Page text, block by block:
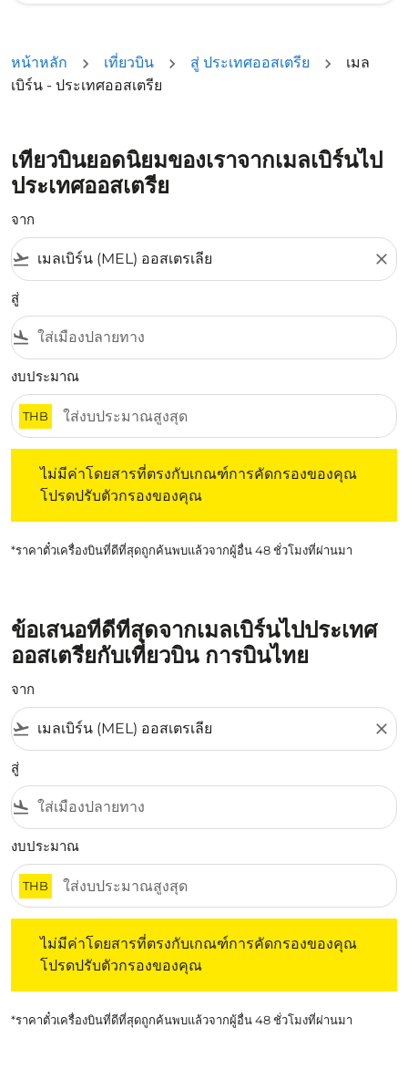
หน้าหลัก เที่ยวบิน สู่ ประเทศออสเตรีย
เมล
เบิร์น - ประเทศออสเตรีย
เที่ยวบินยอดนิยมของเราจากเมลเบิร์นไป
ประเทศออสเตรีย
จาก
flight_takeoff close
สู่
flight_land
งบประมาณ
THB
ไม่มีค่าโดยสารที่ตรงกับเกณฑ์การคัดกรองของคุณ
โปรดปรับตัวกรองของคุณ
*ราคาตั๋วเครื่องบินที่ดีที่สุดถูกค้นพบแล้วจากผู้อื่น 48 ชั่วโมงที่ผ่านมา
ข้อเสนอที่ดีที่สุดจากเมลเบิร์นไปประเทศ
ออสเตรียกับเที่ยวบิน การบินไทย
จาก
flight_takeoff close
สู่
flight_land
งบประมาณ
THB
ไม่มีค่าโดยสารที่ตรงกับเกณฑ์การคัดกรองของคุณ
โปรดปรับตัวกรองของคุณ
*ราคาตั๋วเครื่องบินที่ดีที่สุดถูกค้นพบแล้วจากผู้อื่น 48 ชั่วโมงที่ผ่านมา